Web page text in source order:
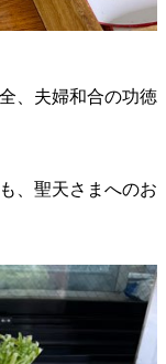
、夫婦和合の功徳
、聖天さまへのお